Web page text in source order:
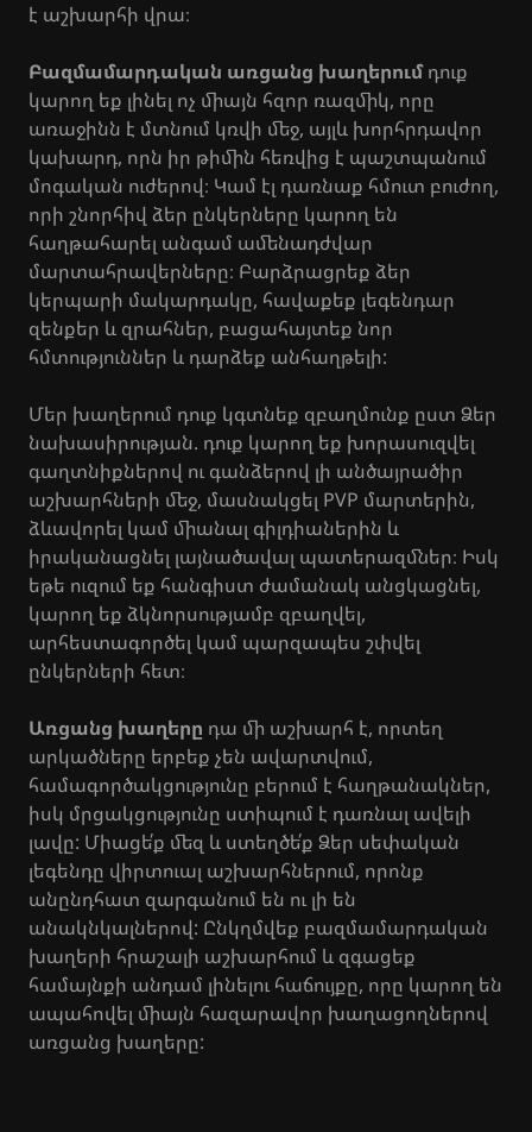
է աշխարհի վրա։
Բազմամարդական առցանց խաղերումդուք
կարող եք լինել ոչ միայն հզոր ռազմիկ, որը
առաջինն է մտնում կռվի մեջ, այլև խորհրդավոր
կախարդ, որն իր թիմին հեռվից է պաշտպանում
մոգական ուժերով։ Կամ էլ դառնաք հմուտ բուժող,
որի շնորհիվ ձեր ընկերները կարող են
հաղթահարել անգամ ամենադժվար
մարտահրավերները։ Բարձրացրեք ձեր
կերպարի մակարդակը, հավաքեք լեգենդար
զենքեր և զրահներ, բացահայտեք նոր
հմտություններ և դարձեք անհաղթելի:
Մեր խաղերում դուք կգտնեք զբաղմունք ըստ Ձեր
նախասիրության. դուք կարող եք խորասուզվել
գաղտնիքներով ու գանձերով լի անծայրածիր
աշխարհների մեջ, մասնակցել PVP մարտերին,
ձևավորել կամ միանալ գիլդիաներին և
իրականացնել լայնածավալ պատերազմներ։ Իսկ
եթե ուզում եք հանգիստ ժամանակ անցկացնել,
կարող եք ձկնորսությամբ զբաղվել,
արհեստագործել կամ պարզապես շփվել
ընկերների հետ։
Առցանց խաղերը դա մի աշխարհ է, որտեղ
արկածները երբեք չեն ավարտվում,
համագործակցությունը բերում է հաղթանակներ,
իսկ մրցակցությունը ստիպում է դառնալ ավելի
լավը: Միացե՛ք մեզ և ստեղծե՛ք Ձեր սեփական
լեգենդը վիրտուալ աշխարհներում, որոնք
անընդհատ զարգանում են ու լի են
անակնկալներով: Ընկղմվեք բազմամարդական
խաղերի հրաշալի աշխարհում և զգացեք
համայնքի անդամ լինելու հաճույքը, որը կարող են
ապահովել միայն հազարավոր խաղացողներով
առցանց խաղերը: